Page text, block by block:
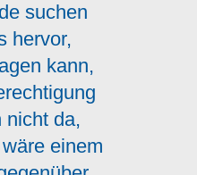
suchen
hervor,
kann,
nicht da,
einem